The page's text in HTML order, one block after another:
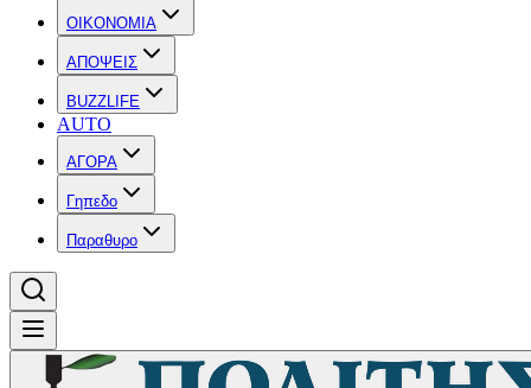
OIKONOMIA
ΑΠΟΨΕΙΣ
BUZZLIFE
AUTO
ΑΓΟΡΑ
Γηπεδο
Παραθυρο